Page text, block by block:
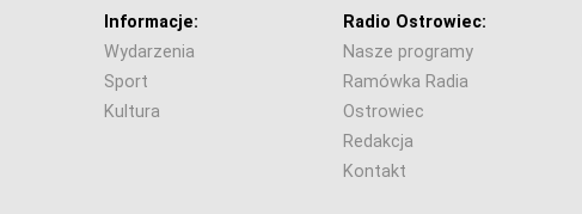
Informacje:
Wydarzenia
Sport
Kultura
Radio Ostrowiec:
Nasze programy
Ramówka Radia
Ostrowiec
Redakcja
Kontakt